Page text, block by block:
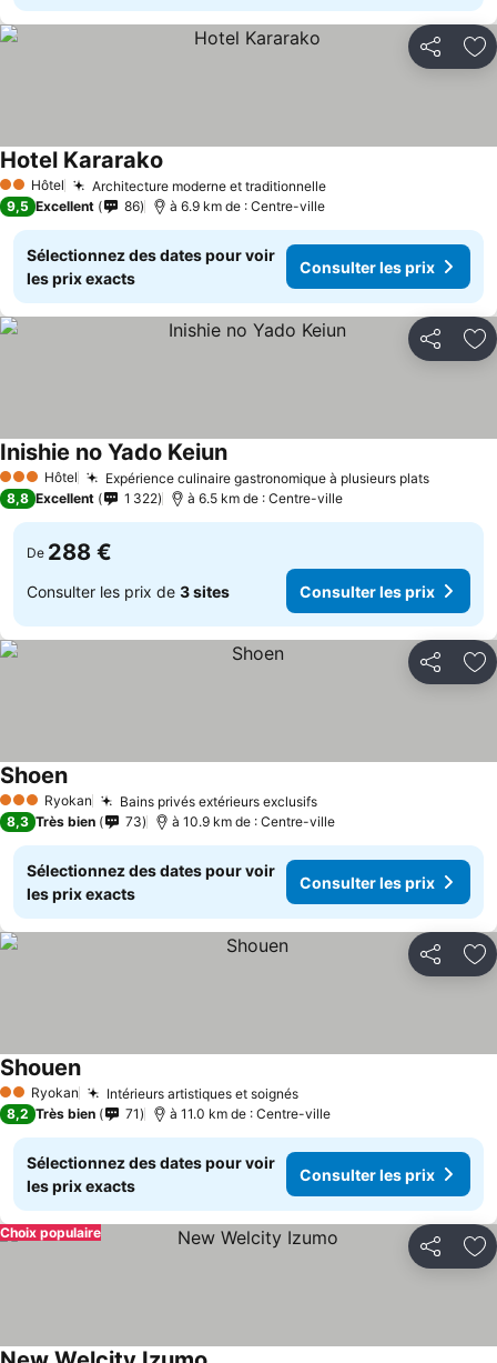
Partager
2 Étoiles
Hôtel Architecture moderne et traditionnelle
Hotel Kararako
9,5 Excellent 86 à 6.9 km de : Centre-ville
Sélectionnez des dates pour voir
les prix exacts
Consulter les prix
Partager
3 ÉtoilesHôtel Expérience culinaire gastronomique à plusieurs plats
Inishie no Yado Keiun
8,8 Excellent 1 322 à 6.5 km de : Centre-ville
De 288 €
Consulter les prix de 3 sites Consulter les prix
Partager
3 ÉtoilesRyokan Bains privés extérieurs exclusifs
Shoen
8,3 Très bien 73 à 10.9 km de : Centre-ville
Sélectionnez des dates pour voir
les prix exacts
Consulter les prix
Partager
2 ÉtoilesRyokan Intérieurs artistiques et soignés
Shouen
8,2 Très bien 71 à 11.0 km de : Centre-ville
Sélectionnez des dates pour voir
les prix exacts
Consulter les prix
Partager
Choix populaire